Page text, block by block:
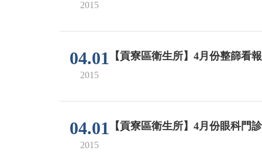
2015
04.01
2015
【貢寮區衛生所】4月份整篩看
04.01
2015
【貢寮區衛生所】4月份眼科門診